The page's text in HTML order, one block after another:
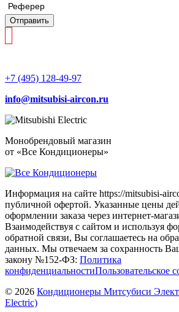
Реферер
Отправить
+7 (495) 128-49-97
info@mitsubisi-aircon.ru
Монобрендовый магазин
от «Все Кондиционеры»
Информация на сайте https://mitsubisi-
публичной офертой. Указанные цены
оформлении заказа через интернет-
Взаимодействуя с сайтом и используя
обратной связи, Вы соглашаетесь на
данных. Мы отвечаем за сохранность
закону №152-ФЗ: Политика
конфиденциальностиПользовательское
© 2026 Кондиционеры Митсубиси
Electric)